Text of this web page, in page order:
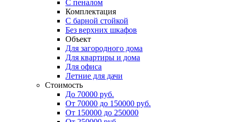
С пеналом
Комплектация
C барной стойкой
Без верхних шкафов
Объект
Для загородного дома
Для квартиры и дома
Для офиса
Летние для дачи
Стоимость
До 70000 руб.
От 70000 до 150000 руб.
От 150000 до 250000